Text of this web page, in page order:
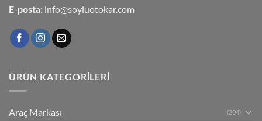
E-posta: info@soyluotokar.com
ÜRÜN KATEGORILERI
Araç Markası (204)